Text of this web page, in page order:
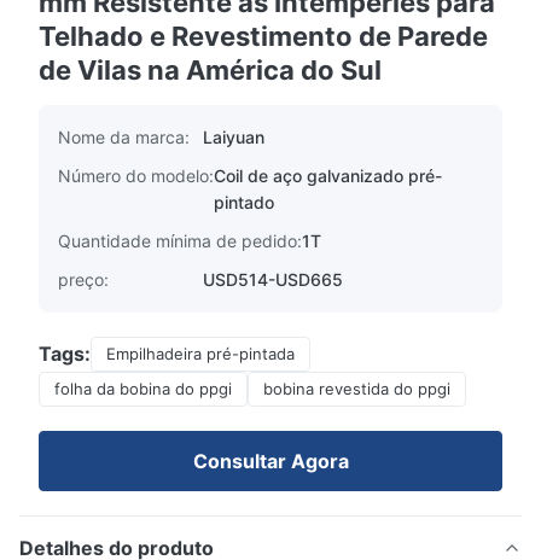
Telhado e Revestimento de Parede
de Vilas na América do Sul
Nome da marca:
Laiyuan
Número do modelo:Coil de aço galvanizado pré-
pintado
Quantidade mínima de pedido:1T
preço:
USD514-USD665
Tags:
Empilhadeira pré-pintada
folha da bobina do ppgi
bobina revestida do ppgi
Consultar Agora
Detalhes do produto